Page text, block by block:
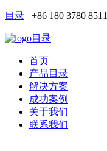
目录 +86 180 3780 8511
目录
首页
产品目录
解决方案
成功案例
关于我们
联系我们